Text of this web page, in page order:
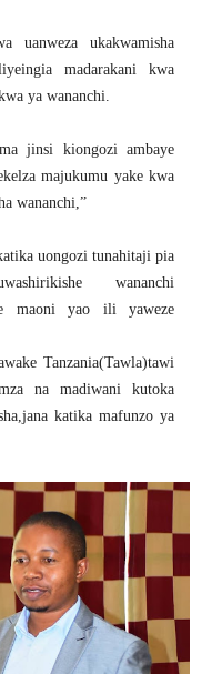
uanweza ukakwamisha
madarakani kwa
ya wananchi.
jinsi kiongozi ambaye
majukumu yake kwa
wananchi,”
uongozi tunahitaji pia
wananchi
maoni yao ili yaweze
Tanzania(Tawla)tawi
na madiwani kutoka
katika mafunzo ya